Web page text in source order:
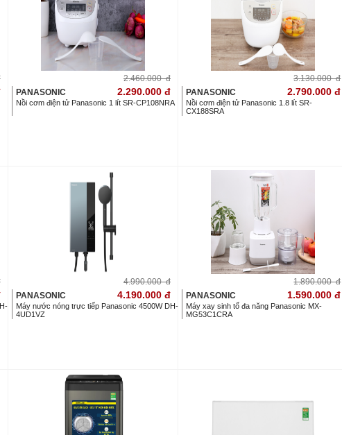
2.460.000 đ
PANASONIC
2.290.000 đ
Nồi cơm điện tử Panasonic 1 lít SR-CP108NRA
3.130.000 đ
PANASONIC
2.790.000 đ
Nồi cơm điện tử Panasonic 1.8 lít SR-
CX188SRA
4.990.000 đ
PANASONIC
4.190.000 đ
Máy nước nóng trực tiếp Panasonic 4500W DH-
4UD1VZ
1.890.000 đ
PANASONIC
1.590.000 đ
Máy xay sinh tố đa năng Panasonic MX-
MG53C1CRA